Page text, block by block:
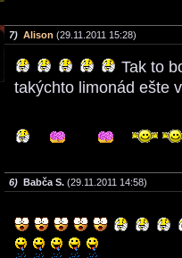
7) Alison (29.11.2011 15:28)
Tak to
takýchto limonád ešte
6) Babča S. (29.11.2011 14:58)